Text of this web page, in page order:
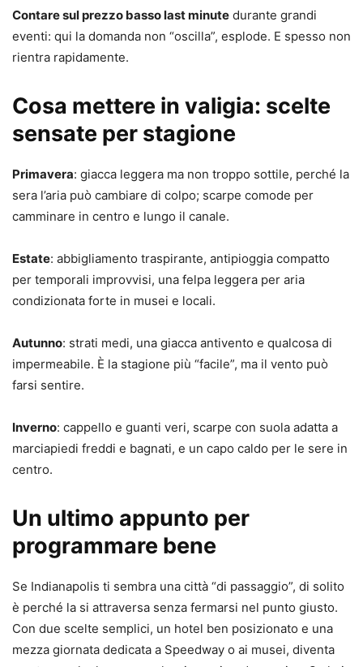
Contare sul prezzo basso last minute durante grandi
eventi: qui la domanda non “oscilla”, esplode. E spesso non
rientra rapidamente.
Cosa mettere in valigia: scelte
sensate per stagione
Primavera: giacca leggera ma non troppo sottile, perché la
sera l’aria può cambiare di colpo; scarpe comode per
camminare in centro e lungo il canale.
Estate: abbigliamento traspirante, antipioggia compatto
per temporali improvvisi, una felpa leggera per aria
condizionata forte in musei e locali.
Autunno: strati medi, una giacca antivento e qualcosa di
impermeabile. È la stagione più “facile”, ma il vento può
farsi sentire.
Inverno: cappello e guanti veri, scarpe con suola adatta a
marciapiedi freddi e bagnati, e un capo caldo per le sere in
centro.
Un ultimo appunto per
programmare bene
Se Indianapolis ti sembra una città “di passaggio”, di solito
è perché la si attraversa senza fermarsi nel punto giusto.
Con due scelte semplici, un hotel ben posizionato e una
mezza giornata dedicata a Speedway o ai musei, diventa